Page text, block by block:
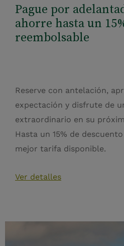
Pague por
ahorre hasta un
reembolsable
Reserve con antelación,
expectación y disfrute de
extraordinario en su
Hasta un 15% de
mejor tarifa disponible.
Ver detalles